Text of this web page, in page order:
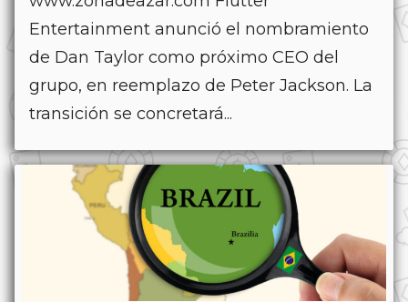
Entertainment anunció el nombramiento
de Dan Taylor como próximo CEO del
grupo, en reemplazo de Peter Jackson. La
transición se concretará...